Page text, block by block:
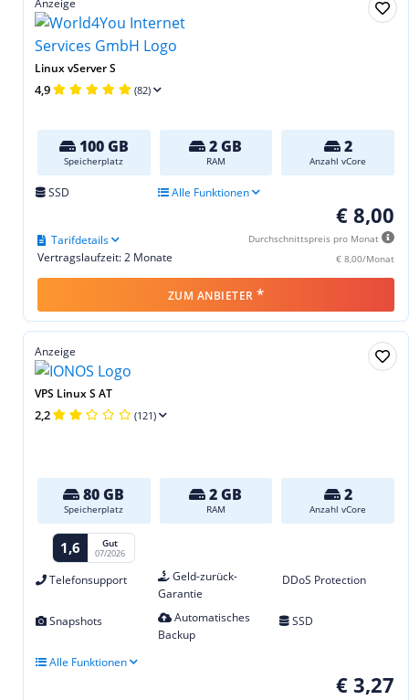
Linux vServer S
4,9 (82)
100 GB
Speicherplatz
2 GB
RAM
2
Anzahl vCore
SSD Alle Funktionen
€ 8,00
Durchschnittspreis pro Monat
€ 8,00/Monat
Vertragslaufzeit: 2 Monate
Tarifdetails
ZUM ANBIETER *
Anzeige
VPS Linux S AT
2,2 (121)
80 GB
Speicherplatz
2 GB
RAM
2
Anzahl vCore
1,6 Gut
07/2026
Telefonsupport
Geld-zurück-
Garantie
DDoS Protection
Snapshots
Automatisches
Backup
SSD
Alle Funktionen
€ 3,27